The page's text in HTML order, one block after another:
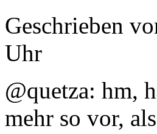
Geschrieben
Uhr
@quetza: hm,
mehr so vor,